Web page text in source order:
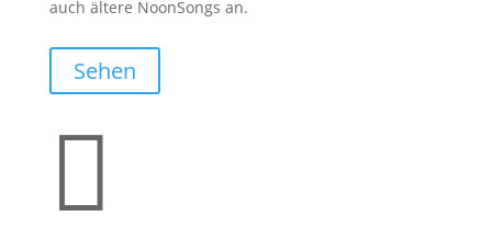
auch ältere NoonSongs an.
Sehen
